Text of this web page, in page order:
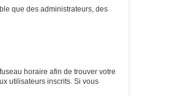
que des administrateurs, des
horaire afin de trouver votre
utilisateurs inscrits. Si vous